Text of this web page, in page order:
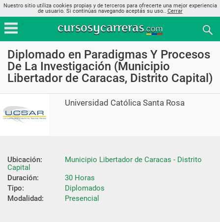
Nuestro sitio utiliza cookies propias y de terceros para ofrecerte una mejor experiencia
de usuario. Si continúas navegando aceptás su uso.. Cerrar
Diplomado en Paradigmas Y Procesos
De La Investigación (Municipio
Libertador de Caracas, Distrito Capital)
Universidad Católica Santa Rosa
Ubicación:
Municipio Libertador de Caracas - Distrito
Capital
Duración:
30 Horas
Tipo:
Diplomados
Modalidad:
Presencial